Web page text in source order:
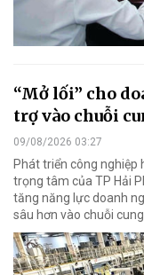
“Mở lối” cho
trợ vào chuỗi
09/08/2026 03:27
Phát triển công
trọng tâm của TP Hải
tăng năng lực doanh
sâu hơn vào chuỗi